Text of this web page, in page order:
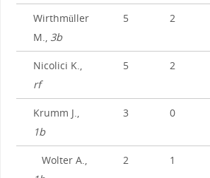
Wirthmüller
M., 3b
5 2
Nicolici K.,
rf
5 2
Krumm J.,
1b
3 0
Wolter A.,
2 1